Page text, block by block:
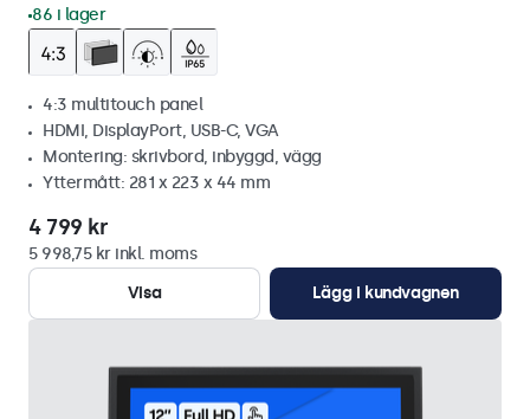
86 i lager
4:3 multitouch panel
HDMI, DisplayPort, USB-C, VGA
Montering: skrivbord, inbyggd, vägg
Yttermått: 281 x 223 x 44 mm
4 799 kr
5 998,75 kr inkl. moms
Visa
Lägg i kundvagnen